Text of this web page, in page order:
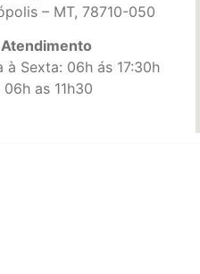
– MT, 78710-050
à Sexta: 06h ás 17:30h
as 11h30